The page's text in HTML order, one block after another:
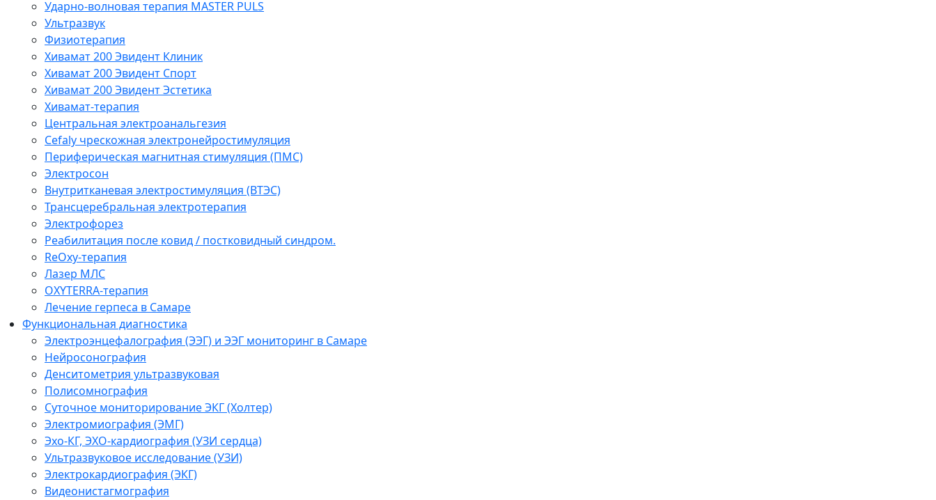
Ударно-волновая терапия MASTER PULS
Ультразвук
Физиотерапия
Хивамат 200 Эвидент Клиник
Хивамат 200 Эвидент Спорт
Хивамат 200 Эвидент Эстетика
Хивамат-терапия
Центральная электроанальгезия
Cefaly чреcкожная электронейростимуляция
Периферическая магнитная стимуляция (ПМС)
Электросон
Внутритканевая электростимуляция (ВТЭС)
Трансцеребральная электротерапия
Электрофорез
Реабилитация после ковид / постковидный синдром.
ReOxy-терапия
Лазер МЛС
OXYTERRA-терапия
Лечение герпеса в Самаре
Функциональная диагностика
Электроэнцефалография (ЭЭГ) и ЭЭГ мониторинг в Самаре
Нейросонография
Денситометрия ультразвуковая
Полисомнография
Суточное мониторирование ЭКГ (Холтер)
Электромиография (ЭМГ)
Эхо-КГ, ЭХО-кардиография (УЗИ сердца)
Ультразвуковое исследование (УЗИ)
Электрокардиография (ЭКГ)
Видеонистагмография